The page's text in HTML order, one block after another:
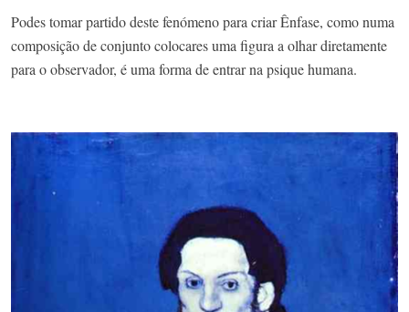
Podes tomar partido deste fenómeno para criar Ênfase, como numa
composição de conjunto colocares uma figura a olhar diretamente
para o observador, é uma forma de entrar na psique humana.